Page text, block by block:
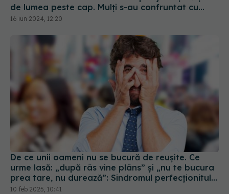
De ce unii oameni nu se bucură de reușite. Ce
urme lasă: „după râs vine plâns” și „nu te bucura
prea tare, nu durează”: Sindromul perfecționitului
nefericit
10 feb 2025, 10:41